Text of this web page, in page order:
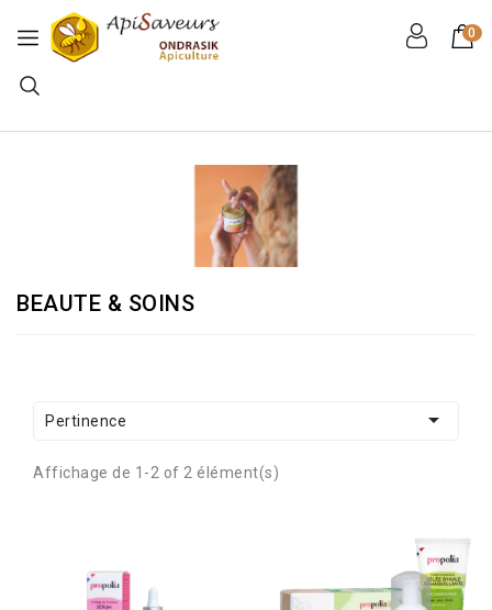
0
BEAUTE & SOINS
Pertinence 
Affichage de 1-2 of 2 élément(s)